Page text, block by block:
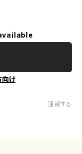
向け
通報する